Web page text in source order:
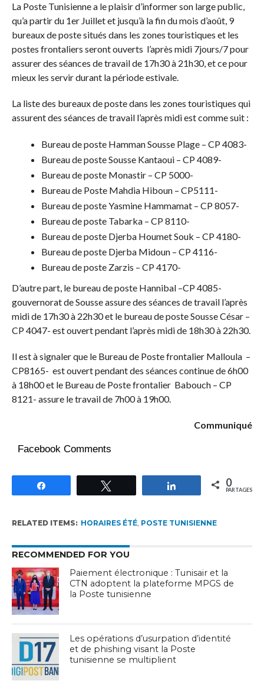
La Poste Tunisienne a le plaisir d’informer son large public,
qu’a partir du 1er Juillet et jusqu’à la fin du mois d’août, 9
bureaux de poste situés dans les zones touristiques et les
postes frontaliers seront ouverts l’après midi 7jours/7 pour
assurer des séances de travail de 17h30 à 21h30, et ce pour
mieux les servir durant la période estivale.
La liste des bureaux de poste dans les zones touristiques qui
assurent des séances de travail l’après midi est comme suit :
Bureau de poste Hamman Sousse Plage – CP 4083-
Bureau de poste Sousse Kantaoui – CP 4089-
Bureau de poste Monastir – CP 5000-
Bureau de Poste Mahdia Hiboun – CP5111-
Bureau de poste Yasmine Hammamat – CP 8057-
Bureau de poste Tabarka – CP 8110-
Bureau de poste Djerba Houmet Souk – CP 4180-
Bureau de poste Djerba Midoun – CP 4116-
Bureau de poste Zarzis – CP 4170-
D’autre part, le bureau de poste Hannibal –CP 4085-
gouvernorat de Sousse assure des séances de travail l’après
midi de 17h30 à 22h30 et le bureau de poste Sousse César –
CP 4047- est ouvert pendant l’après midi de 18h30 à 22h30.
Il est à signaler que le Bureau de Poste frontalier Malloula –
CP8165- est ouvert pendant des séances continue de 6h00
à 18h00 et le Bureau de Poste frontalier Babouch – CP
8121- assure le travail de 7h00 à 19h00.
Communiqué
Facebook Comments
Partagez 0
PARTAGES
RELATED ITEMS: HORAIRES ÉTÉ, POSTE TUNISIENNE
RECOMMENDED FOR YOU
Paiement électronique : Tunisair et la
CTN adoptent la plateforme MPGS de
la Poste tunisienne
Les opérations d’usurpation d’identité
et de phishing visant la Poste
tunisienne se multiplient